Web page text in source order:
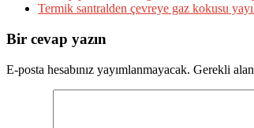
Termik santralden çevreye gaz kokusu
Bir cevap yazın
E-posta hesabınız yayımlanmayacak. Gerekli